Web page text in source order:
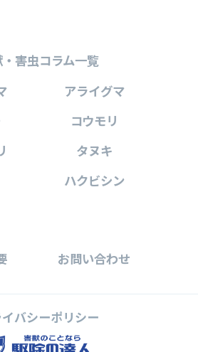
害虫コラム一覧
アライグマ
コウモリ
タヌキ
ハクビシン
お問い合わせ
バシーポリシー